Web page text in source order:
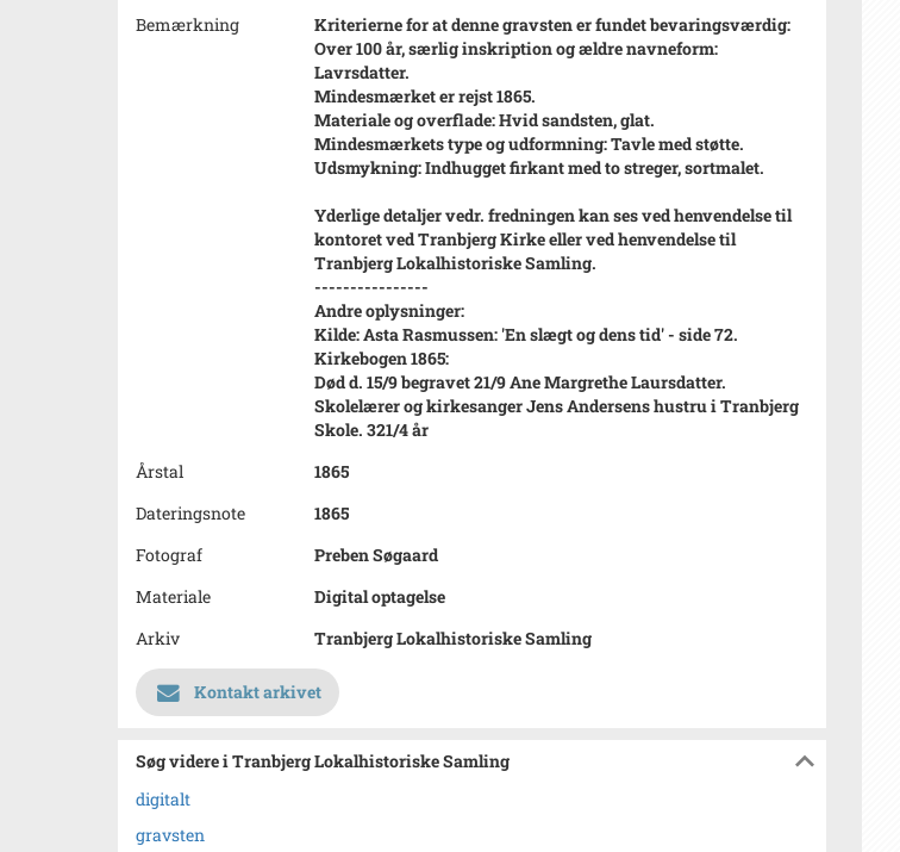
Bemærkning
Kriterierne for at denne gravsten er fundet bevaringsværdig:
Over 100 år, særlig inskription og ældre navneform:
Lavrsdatter.
Mindesmærket er rejst 1865.
Materiale og overflade: Hvid sandsten, glat.
Mindesmærkets type og udformning: Tavle med støtte.
Udsmykning: Indhugget firkant med to streger, sortmalet.
Yderlige detaljer vedr. fredningen kan ses ved henvendelse til
kontoret ved Tranbjerg Kirke eller ved henvendelse til
Tranbjerg Lokalhistoriske Samling.
----------------
Andre oplysninger:
Kilde: Asta Rasmussen: 'En slægt og dens tid' - side 72.
Kirkebogen 1865:
Død d. 15/9 begravet 21/9 Ane Margrethe Laursdatter.
Skolelærer og kirkesanger Jens Andersens hustru i Tranbjerg
Skole. 321/4 år
Årstal
1865
Dateringsnote
1865
Fotograf
Preben Søgaard
Materiale
Digital optagelse
Arkiv
Tranbjerg Lokalhistoriske Samling
Kontakt arkivet
Søg videre i Tranbjerg Lokalhistoriske Samling
digitalt
gravsten